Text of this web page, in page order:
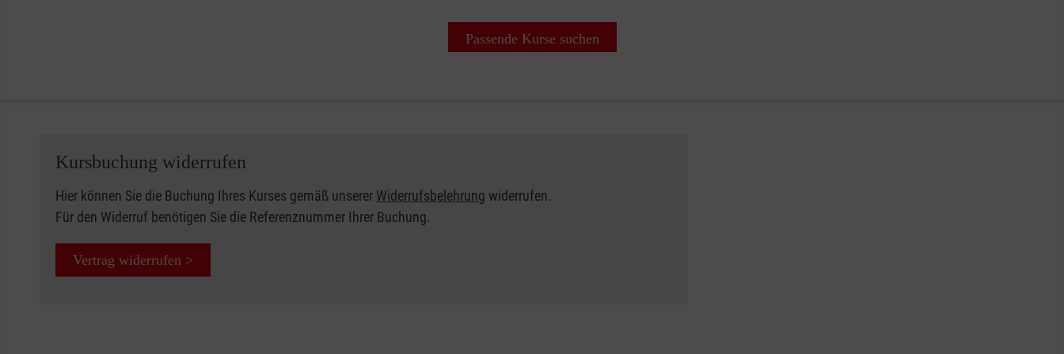
Passende Kurse suchen
Kursbuchung widerrufen
Hier können Sie die Buchung Ihres Kurses gemäß unserer Widerrufsbelehrung widerrufen.
Für den Widerruf benötigen Sie die Referenznummer Ihrer Buchung.
Vertrag widerrufen >